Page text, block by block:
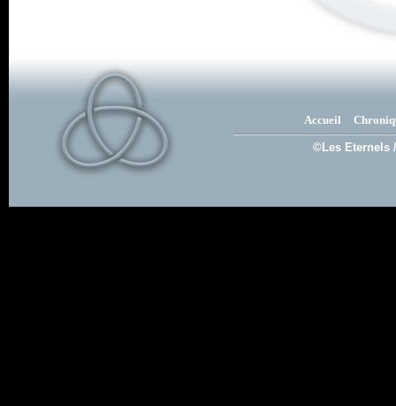
Accueil
©Les Eternels